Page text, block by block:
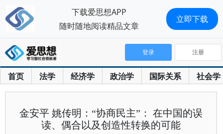
首页 法学 经济学 政治学 国际关系 社会学
登录 注册
金安平 姚传明：“协商民主”： 在中国的误
读、偶合以及创造性转换的可能
下载爱思想APP
随时随地阅读精品文章
立即下载